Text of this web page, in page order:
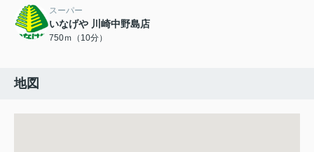
スーパー
いなげや 川崎中野島店
750ｍ（10分）
地図